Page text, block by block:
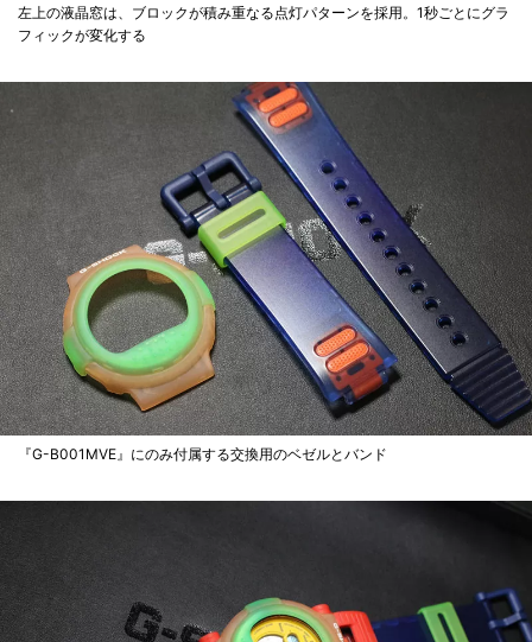
左上の液晶窓は、ブロックが積み重なる点灯パターンを採用。1秒ごとにグラ
フィックが変化する
『G-B001MVE』にのみ付属する交換用のベゼルとバンド